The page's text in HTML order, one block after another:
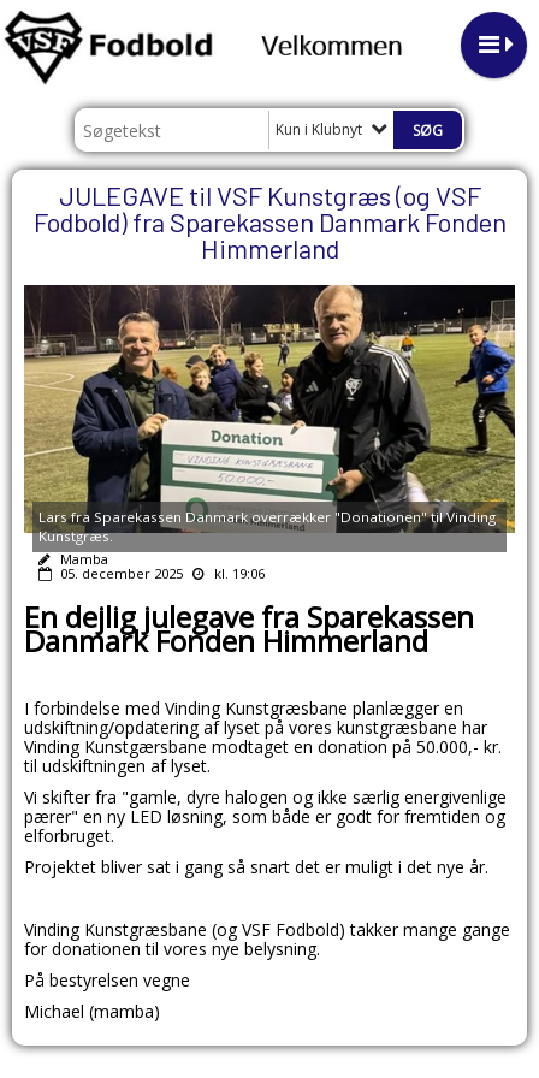
Kun i Klubnyt
JULEGAVE til VSF Kunstgræs (og VSF
Fodbold) fra Sparekassen Danmark Fonden
Himmerland
Lars fra Sparekassen Danmark overrækker "Donationen" til Vinding
Kunstgræs.
Mamba
05. december 2025
kl. 19:06
En dejlig julegave fra Sparekassen
Danmark Fonden Himmerland
I forbindelse med Vinding Kunstgræsbane planlægger en
udskiftning/opdatering af lyset på vores kunstgræsbane har
Vinding Kunstgærsbane modtaget en donation på 50.000,- kr.
til udskiftningen af lyset.
Vi skifter fra "gamle, dyre halogen og ikke særlig energivenlige
pærer" en ny LED løsning, som både er godt for fremtiden og
elforbruget.
Projektet bliver sat i gang så snart det er muligt i det nye år.
Vinding Kunstgræsbane (og VSF Fodbold) takker mange gange
for donationen til vores nye belysning.
På bestyrelsen vegne
Michael (mamba)